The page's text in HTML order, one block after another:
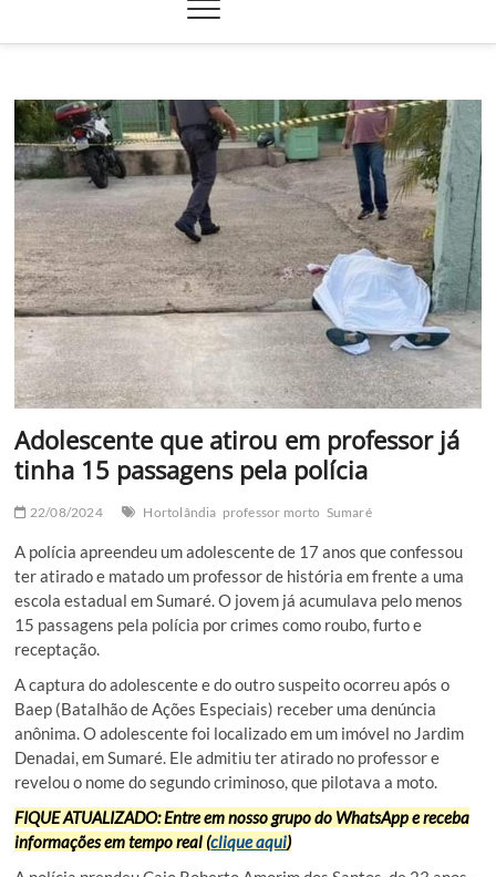
Adolescente que atirou em professor já
tinha 15 passagens pela polícia
22/08/2024 Hortolândia professor morto Sumaré
A polícia apreendeu um adolescente de 17 anos que confessou
ter atirado e matado um professor de história em frente a uma
escola estadual em Sumaré. O jovem já acumulava pelo menos
15 passagens pela polícia por crimes como roubo, furto e
receptação.
A captura do adolescente e do outro suspeito ocorreu após o
Baep (Batalhão de Ações Especiais) receber uma denúncia
anônima. O adolescente foi localizado em um imóvel no Jardim
Denadai, em Sumaré. Ele admitiu ter atirado no professor e
revelou o nome do segundo criminoso, que pilotava a moto.
FIQUE ATUALIZADO: Entre em nosso grupo do WhatsApp e receba
informações em tempo real (clique aqui)